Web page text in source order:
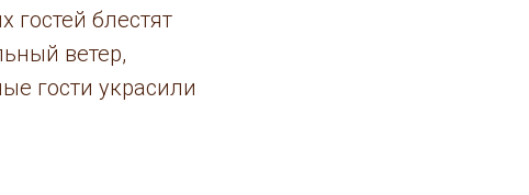
блестят
ветер,
гости украсили